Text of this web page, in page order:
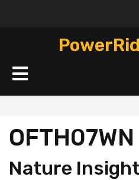
Кнопка
Открыть
OFTH07WN
Nature